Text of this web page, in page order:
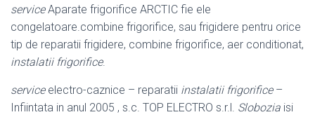
serviceAparate frigorifice ARCTIC fie ele
congelatoare.combine frigorifice, sau frigidere pentru orice
tip de reparatii frigidere, combine frigorifice, aer conditionat,
instalatii frigorifice.
serviceelectro-caznice – reparatii instalatii frigorifice–
Infiintata in anul 2005 , s.c. TOP ELECTRO s.r.l. Slobozia isi